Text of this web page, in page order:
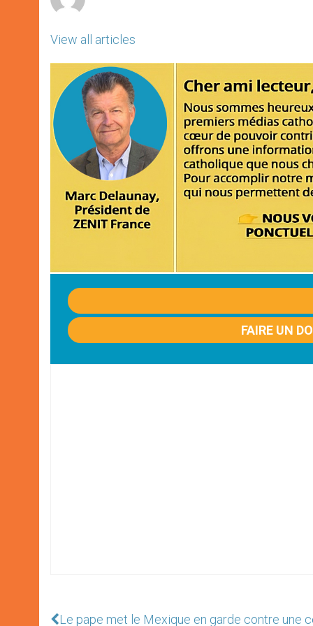
View all articles
FAIRE UN
Le pape met le Mexique en garde contre une